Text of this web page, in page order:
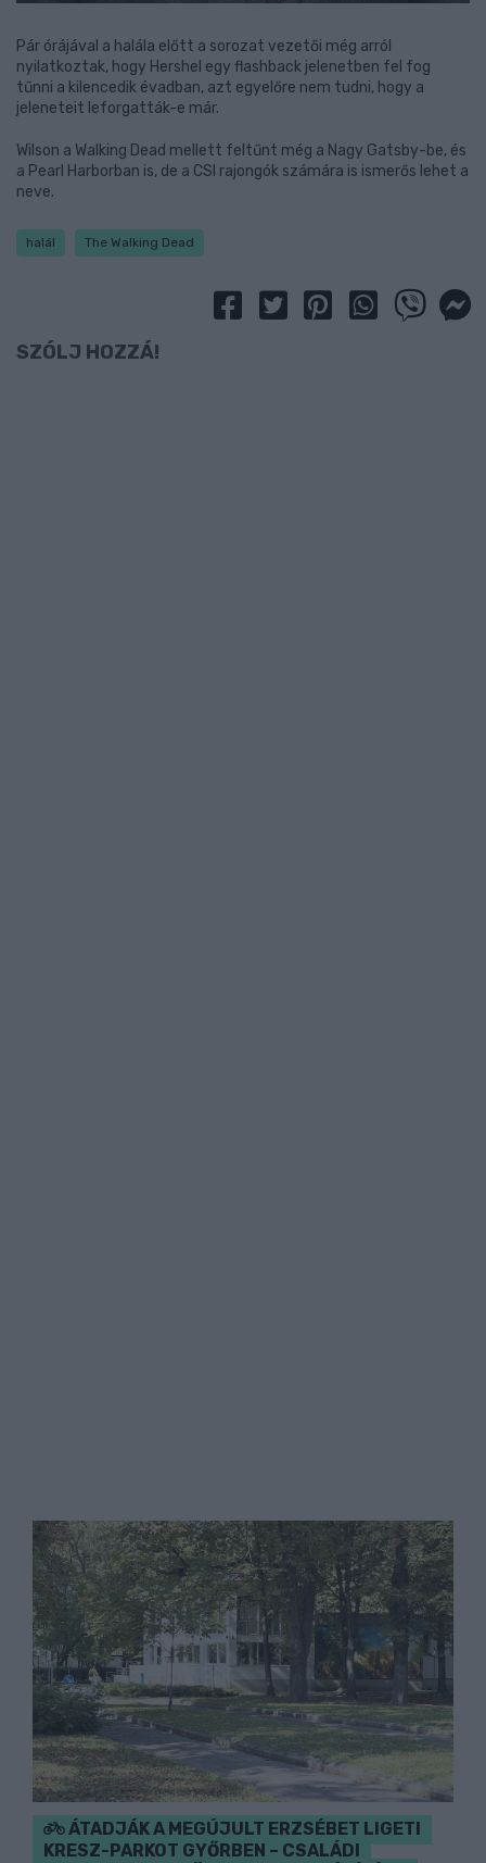
Pár órájával a halála előtt a sorozat vezetői még arról
nyilatkoztak, hogy Hershel egy flashback jelenetben fel fog
tűnni a kilencedik évadban, azt egyelőre nem tudni, hogy a
jeleneteit leforgatták-e már.
Wilson a Walking Dead mellett feltűnt még a Nagy Gatsby-be, és
a Pearl Harborban is, de a CSI rajongók számára is ismerős lehet a
neve.
halál The Walking Dead
SZÓLJ HOZZÁ!
ÁTADJÁK A MEGÚJULT ERZSÉBET LIGETI
KRESZ-PARKOT GYŐRBEN – CSALÁDI